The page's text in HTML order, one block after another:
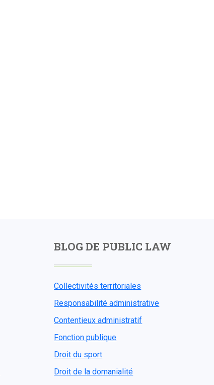
BLOG DE PUBLIC LAW
Collectivités territoriales
Responsabilité administrative
Contentieux administratif
Fonction publique
Droit du sport
Droit de la domanialité